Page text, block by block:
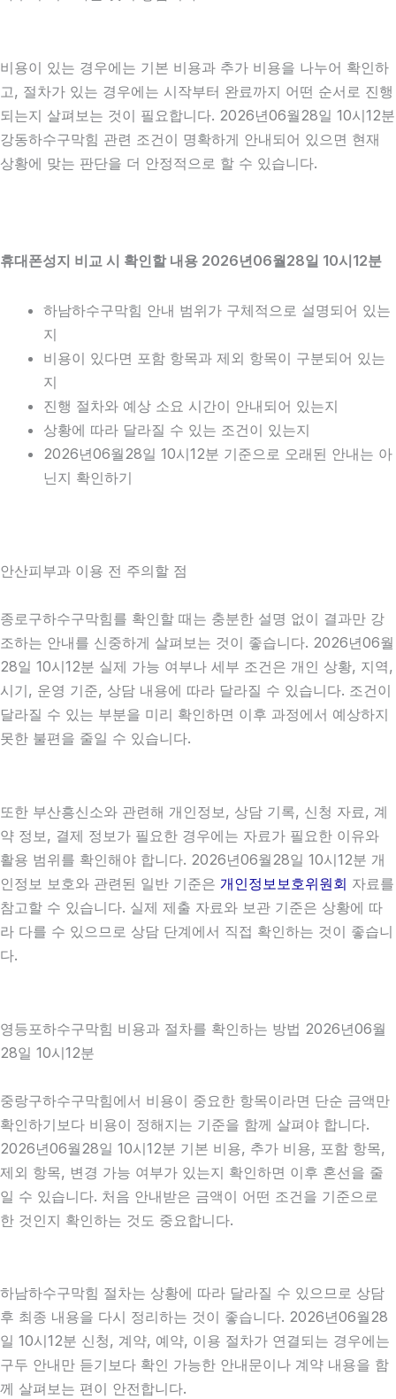
비용이 있는 경우에는 기본 비용과 추가 비용을 나누어 확인하
고, 절차가 있는 경우에는 시작부터 완료까지 어떤 순서로 진행
되는지 살펴보는 것이 필요합니다. 2026년06월28일 10시12분
강동하수구막힘 관련 조건이 명확하게 안내되어 있으면 현재
상황에 맞는 판단을 더 안정적으로 할 수 있습니다.
휴대폰성지 비교 시 확인할 내용 2026년06월28일 10시12분
하남하수구막힘 안내 범위가 구체적으로 설명되어 있는
지
비용이 있다면 포함 항목과 제외 항목이 구분되어 있는
지
진행 절차와 예상 소요 시간이 안내되어 있는지
상황에 따라 달라질 수 있는 조건이 있는지
2026년06월28일 10시12분 기준으로 오래된 안내는 아
닌지 확인하기
안산피부과 이용 전 주의할 점
종로구하수구막힘를 확인할 때는 충분한 설명 없이 결과만 강
조하는 안내를 신중하게 살펴보는 것이 좋습니다. 2026년06월
28일 10시12분 실제 가능 여부나 세부 조건은 개인 상황, 지역,
시기, 운영 기준, 상담 내용에 따라 달라질 수 있습니다. 조건이
달라질 수 있는 부분을 미리 확인하면 이후 과정에서 예상하지
못한 불편을 줄일 수 있습니다.
또한 부산흥신소와 관련해 개인정보, 상담 기록, 신청 자료, 계
약 정보, 결제 정보가 필요한 경우에는 자료가 필요한 이유와
활용 범위를 확인해야 합니다. 2026년06월28일 10시12분 개
인정보 보호와 관련된 일반 기준은 개인정보보호위원회 자료를
참고할 수 있습니다. 실제 제출 자료와 보관 기준은 상황에 따
라 다를 수 있으므로 상담 단계에서 직접 확인하는 것이 좋습니
다.
영등포하수구막힘 비용과 절차를 확인하는 방법 2026년06월
28일 10시12분
중랑구하수구막힘에서 비용이 중요한 항목이라면 단순 금액만
확인하기보다 비용이 정해지는 기준을 함께 살펴야 합니다.
2026년06월28일 10시12분 기본 비용, 추가 비용, 포함 항목,
제외 항목, 변경 가능 여부가 있는지 확인하면 이후 혼선을 줄
일 수 있습니다. 처음 안내받은 금액이 어떤 조건을 기준으로
한 것인지 확인하는 것도 중요합니다.
하남하수구막힘 절차는 상황에 따라 달라질 수 있으므로 상담
후 최종 내용을 다시 정리하는 것이 좋습니다. 2026년06월28
일 10시12분 신청, 계약, 예약, 이용 절차가 연결되는 경우에는
구두 안내만 듣기보다 확인 가능한 안내문이나 계약 내용을 함
께 살펴보는 편이 안전합니다.